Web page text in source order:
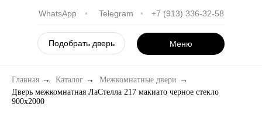
WhatsApp •
Telegram
• +7 (913) 336-32-58
Подобрать дверь Меню
Главная → Каталог → Межкомнатные двери →
Дверь межкомнатная ЛаСтелла 217 макиато черное стекло
900х2000